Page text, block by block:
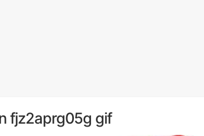
fjz2aprg05g gif